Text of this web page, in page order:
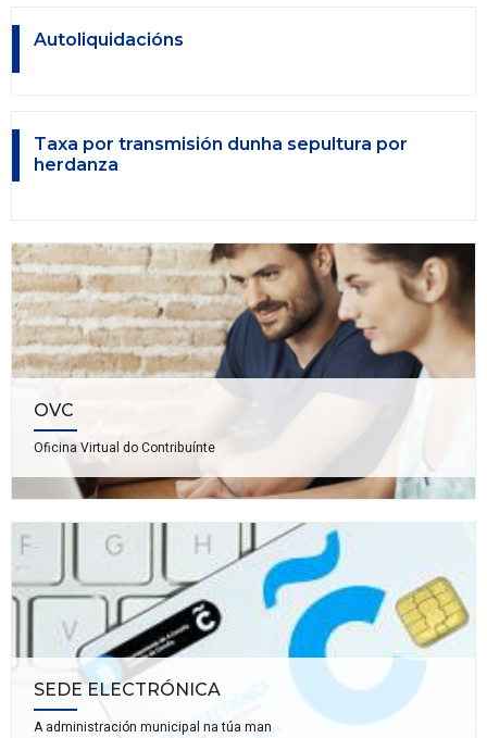
Autoliquidacións
Taxa por transmisión dunha sepultura por
herdanza
OVC
Oficina Virtual do Contribuínte
SEDE ELECTRÓNICA
A administración municipal na túa man